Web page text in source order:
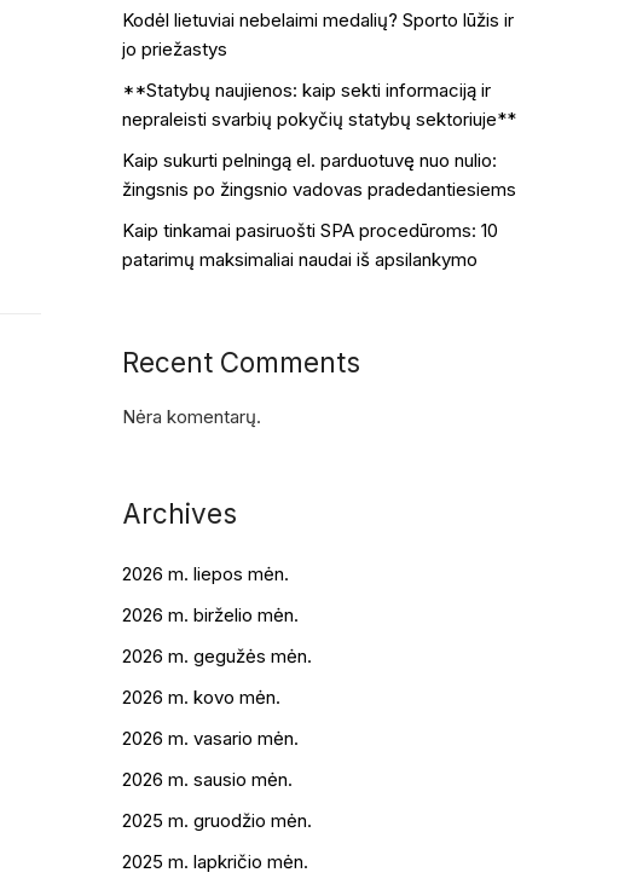
Kodėl lietuviai nebelaimi medalių? Sporto lūžis ir
jo priežastys
**Statybų naujienos: kaip sekti informaciją ir
nepraleisti svarbių pokyčių statybų sektoriuje**
Kaip sukurti pelningą el. parduotuvę nuo nulio:
žingsnis po žingsnio vadovas pradedantiesiems
Kaip tinkamai pasiruošti SPA procedūroms: 10
patarimų maksimaliai naudai iš apsilankymo
Recent Comments
Nėra komentarų.
Archives
2026 m. liepos mėn.
2026 m. birželio mėn.
2026 m. gegužės mėn.
2026 m. kovo mėn.
2026 m. vasario mėn.
2026 m. sausio mėn.
2025 m. gruodžio mėn.
2025 m. lapkričio mėn.